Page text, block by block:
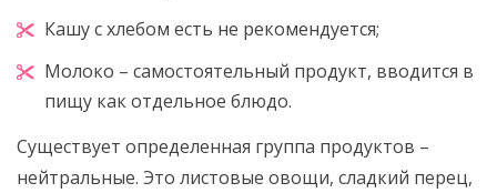
Кашу с хлебом есть не рекомендуется;
Молоко – самостоятельный продукт, вводится в
пищу как отдельное блюдо.
Существует определенная группа продуктов –
нейтральные. Это листовые овощи, сладкий перец,